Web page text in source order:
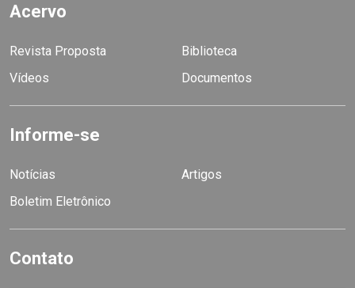
Acervo
Revista Proposta
Biblioteca
Vídeos
Documentos
Informe-se
Notícias
Artigos
Boletim Eletrônico
Contato